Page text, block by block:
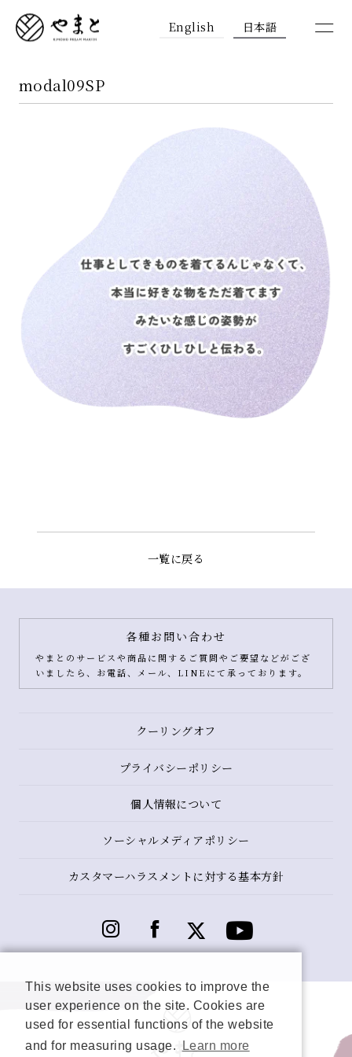
English 日本語
modal09SP
一覧に戻る
各種お問い合わせ
やまとのサービスや商品に関するご質問やご要望などがござ
いましたら、お電話、メール、LINEにて承っております。
クーリングオフ
プライバシーポリシー
個人情報について
ソーシャルメディアポリシー
カスタマーハラスメントに対する基本方針
This website uses cookies to improve the
user experience on the site. Cookies are
used for essential functions of the website
and for measuring usage.
Learn more